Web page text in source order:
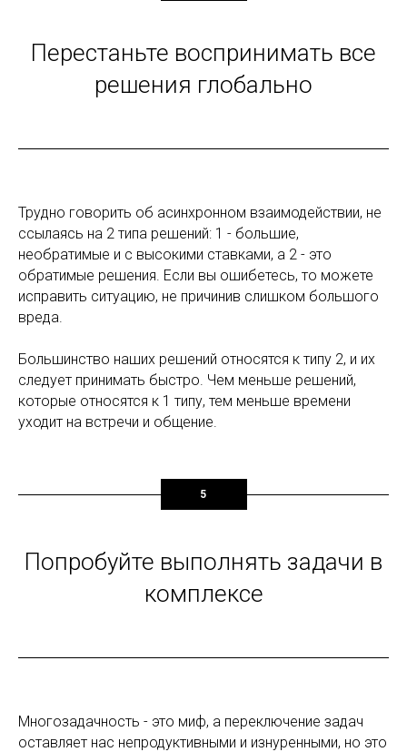
Перестаньте воспринимать все
решения глобально
Трудно говорить об асинхронном взаимодействии, не
ссылаясь на 2 типа решений: 1 - большие,
необратимые и с высокими ставками, а 2 - это
обратимые решения. Если вы ошибетесь, то можете
исправить ситуацию, не причинив слишком большого
вреда.
Большинство наших решений относятся к типу 2, и их
следует принимать быстро. Чем меньше решений,
которые относятся к 1 типу, тем меньше времени
уходит на встречи и общение.
5
Попробуйте выполнять задачи в
комплексе
Многозадачность - это миф, а переключение задач
оставляет нас непродуктивными и изнуренными, но это